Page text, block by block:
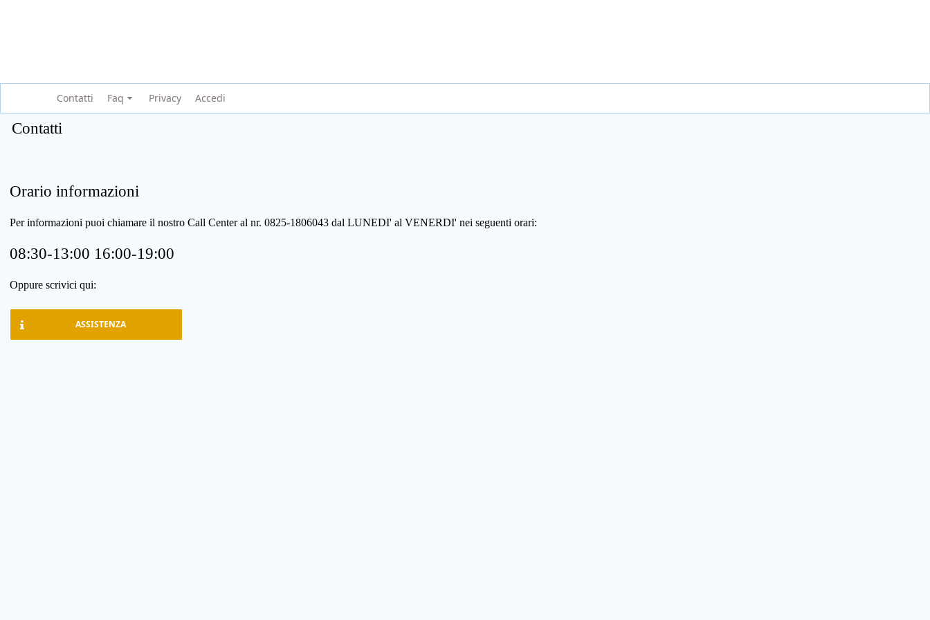
Contatti Faq Privacy Accedi
Contatti
Orario informazioni
Per informazioni puoi chiamare il nostro Call Center al nr. 0825-1806043 dal LUNEDI' al VENERDI' nei seguenti orari:
08:30-13:00 16:00-19:00
Oppure scrivici qui:
ASSISTENZA